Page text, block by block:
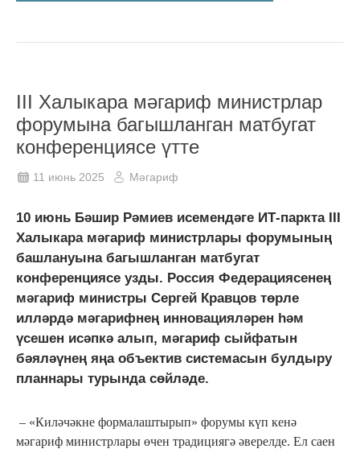
III Халыкара мәгариф министрлар
форумына багышланган матбугат
конференциясе үтте
11 июнь 2025 Мәгариф
10 июнь Бәшир Рәмиев исемендәге ИТ-паркта III
Халыкара мәгариф министрлары форумының
башлануына багышланган матбугат
конференциясе узды. Россия Федерациясенең
мәгариф министры Сергей Кравцов төрле
илләрдә мәгарифнең инновацияләрен һәм
үсешен исәпкә алып, мәгариф сыйфатын
бәяләүнең яңа объектив системасын булдыру
планнары турында сөйләде.
– «Киләчәкне формалаштырып» форумы күп кенә
мәгариф министрлары өчен традициягә әверелде. Ел саен